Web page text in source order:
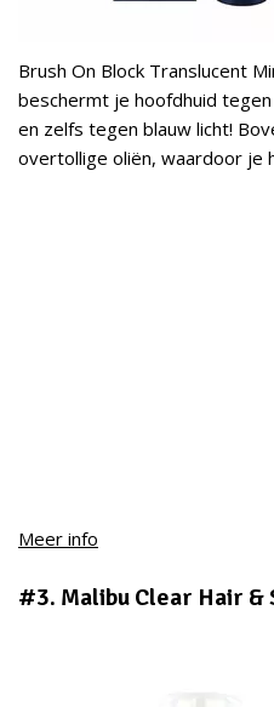
Brush On Block Translucent
beschermt je hoofdhuid
en zelfs tegen blauw licht!
overtollige oliën, waardoor je
Meer info
#3. Malibu Clear Hair &